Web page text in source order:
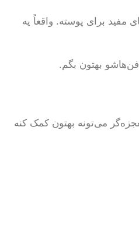
مفید برای پوسته. واقعاً یه
بهتون بگم.
می‌تونه بهتون کمک کنه